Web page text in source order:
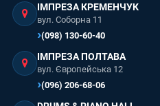
ІМПРЕЗА КРЕМЕНЧУК
вул. Соборна 11
(098) 130-60-40
ІМПРЕЗА ПОЛТАВА
вул. Європейська 12
(096) 206-68-06